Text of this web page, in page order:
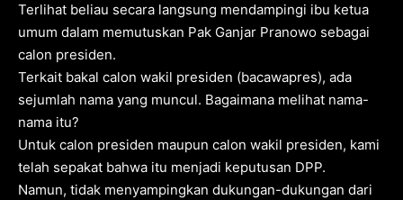
Terlihat beliau secara langsung mendampingi ibu ketua
umum dalam memutuskan Pak Ganjar Pranowo sebagai
calon presiden.
Terkait bakal calon wakil presiden (bacawapres), ada
sejumlah nama yang muncul. Bagaimana melihat nama-
nama itu?
Untuk calon presiden maupun calon wakil presiden, kami
telah sepakat bahwa itu menjadi keputusan DPP.
Namun, tidak menyampingkan dukungan-dukungan dari